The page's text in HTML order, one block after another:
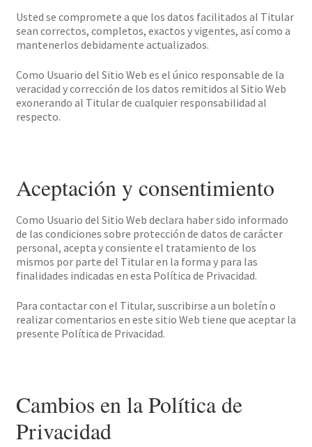
Usted se compromete a que los datos facilitados al Titular
sean correctos, completos, exactos y vigentes, así como a
mantenerlos debidamente actualizados.
Como Usuario del Sitio Web es el único responsable de la
veracidad y corrección de los datos remitidos al Sitio Web
exonerando al Titular de cualquier responsabilidad al
respecto.
Aceptación y consentimiento
Como Usuario del Sitio Web declara haber sido informado
de las condiciones sobre protección de datos de carácter
personal, acepta y consiente el tratamiento de los
mismos por parte del Titular en la forma y para las
finalidades indicadas en esta Política de Privacidad.
Para contactar con el Titular, suscribirse a un boletín o
realizar comentarios en este sitio Web tiene que aceptar la
presente Política de Privacidad.
Cambios en la Política de
Privacidad